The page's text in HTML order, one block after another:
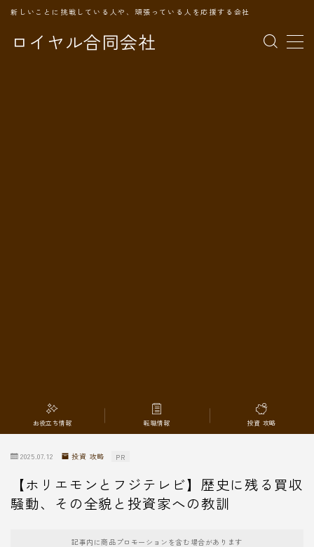
ロイヤル合同会社
新しいことに挑戦している人や、頑張っている人を応援する会社
MENU
お役立ち情報 転職情報 投資 攻略
2025.07.12 投資 攻略 PR
【ホリエモンとフジテレビ】歴史に残る買収
騒動、その全貌と投資家への教訓
記事内に商品プロモーションを含む場合があります